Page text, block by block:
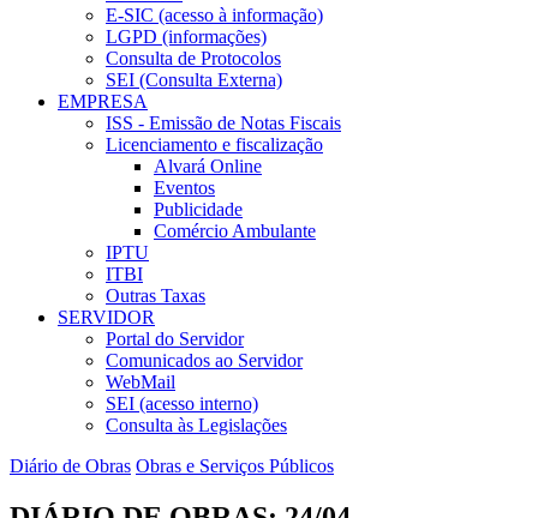
E-SIC (acesso à informação)
LGPD (informações)
Consulta de Protocolos
SEI (Consulta Externa)
EMPRESA
ISS - Emissão de Notas Fiscais
Licenciamento e fiscalização
Alvará Online
Eventos
Publicidade
Comércio Ambulante
IPTU
ITBI
Outras Taxas
SERVIDOR
Portal do Servidor
Comunicados ao Servidor
WebMail
SEI (acesso interno)
Consulta às Legislações
Diário de Obras Obras e Serviços Públicos